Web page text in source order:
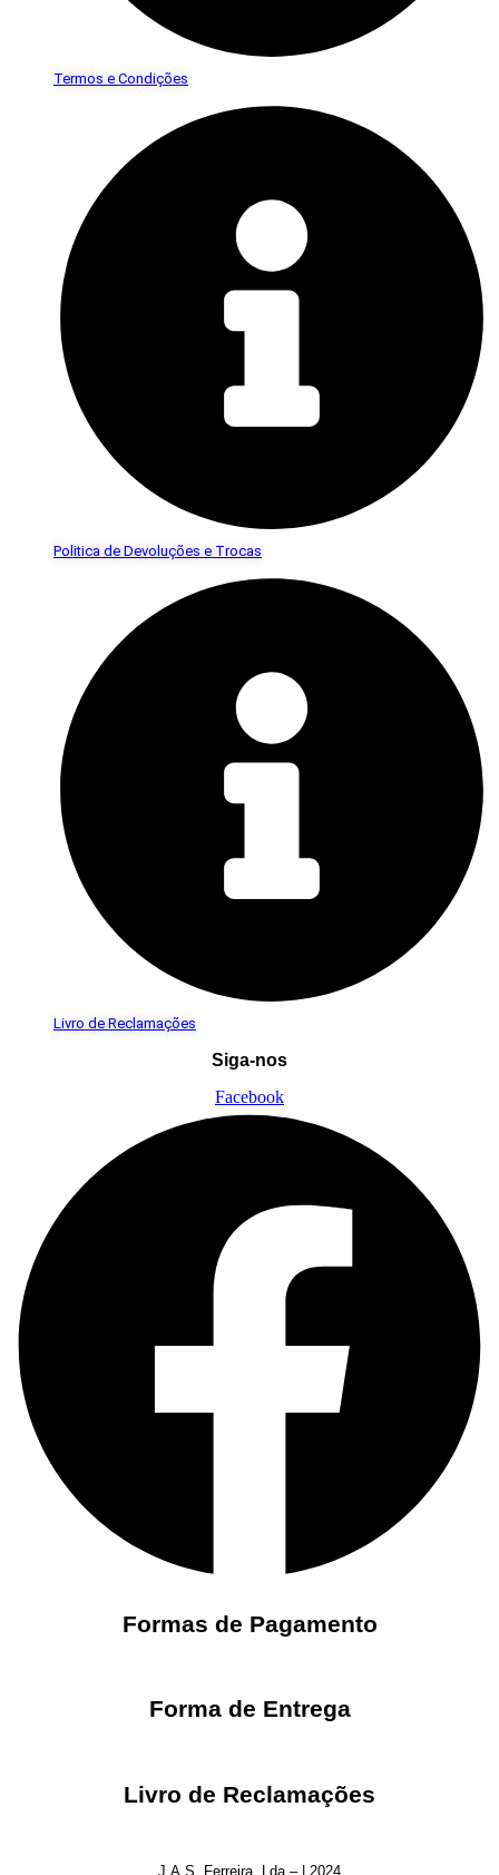
Termos e Condições
Politica de Devoluções e Trocas
Livro de Reclamações
Siga-nos
Facebook
Formas de Pagamento
Forma de Entrega
Livro de Reclamações
J.A.S. Ferreira, Lda – | 2024